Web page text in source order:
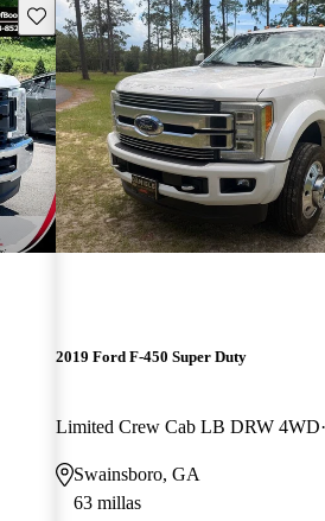
Guarda este Aviso
2019 Ford F-450 Super Duty
Limited Crew Cab LB DRW 4WD
Swainsboro, GA
63 millas